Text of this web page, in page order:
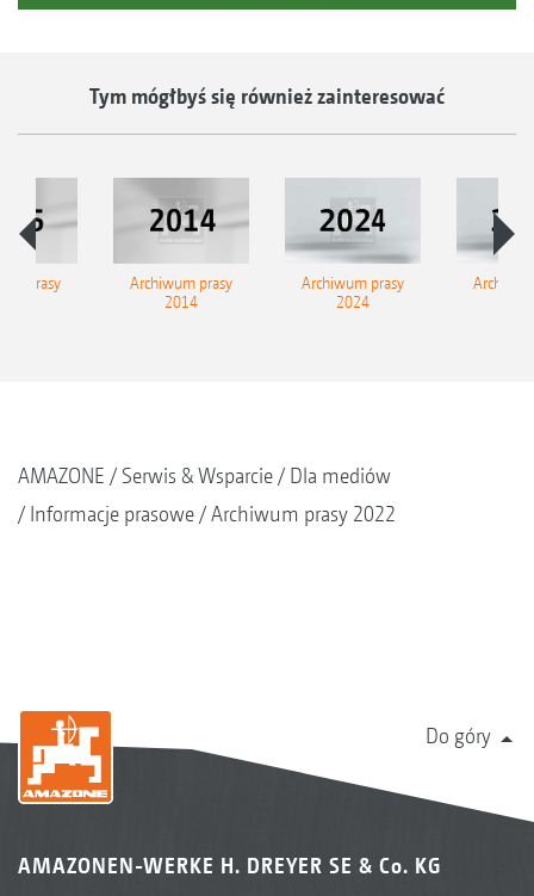
Tym mógłbyś się również zainteresować
prasy
Archiwum prasy
2014
Archiwum prasy
2024
AMAZONE Serwis & Wsparcie
Dla mediów
Informacje prasowe
Archiwum prasy 2022
Do góry
AMAZONEN-WERKE H. DREYER SE & Co. KG